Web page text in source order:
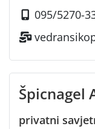
095/5270-
Špicnagel
privatni